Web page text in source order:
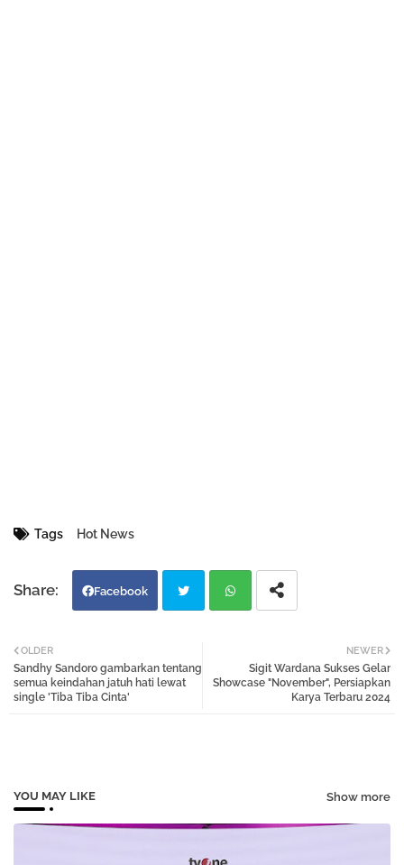
Tags Hot News
Facebook
tter
NEWER
Sigit Wardana Sukses Gelar
Showcase "November", Persiapkan
Karya Terbaru 2024
OLDER
Sandhy Sandoro gambarkan tentang
semua keindahan jatuh hati lewat
single 'Tiba Tiba Cinta'
YOU MAY LIKE Show more